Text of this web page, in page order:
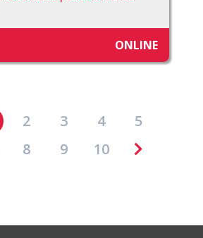
ONLINE
2 3 4
5
8 9 10